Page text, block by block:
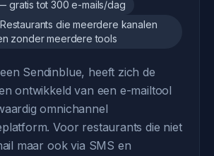
gratis tot 300 e-mails/dag
die meerdere kanalen
zonder meerdere tools
Sendinblue, heeft zich de
ontwikkeld van een e-mailtool
omnichannel
Voor restaurants die niet
maar ook via SMS en